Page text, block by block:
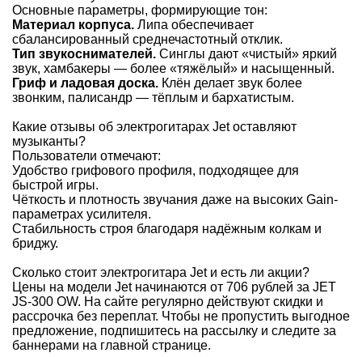
Основные параметры, формирующие тон:
Материал корпуса. Липа обеспечивает
сбалансированный среднечастотный отклик.
Тип звукоснимателей. Синглы дают «чистый» яркий
звук, хамбакеры — более «тяжёлый» и насыщенный.
Гриф и ладовая доска. Клён делает звук более
звонким, палисандр — тёплым и бархатистым.
Какие отзывы об электрогитарах Jet оставляют
музыканты?
Пользователи отмечают:
Удобство грифового профиля, подходящее для
быстрой игры.
Чёткость и плотность звучания даже на высоких Gain-
параметрах усилителя.
Стабильность строя благодаря надёжным колкам и
бриджу.
Сколько стоит электрогитара Jet и есть ли акции?
Цены на модели Jet начинаются от 706 рублей за JET
JS-300 OW. На сайте регулярно действуют скидки и
рассрочка без переплат. Чтобы не пропустить выгодное
предложение, подпишитесь на рассылку и следите за
баннерами на главной странице.